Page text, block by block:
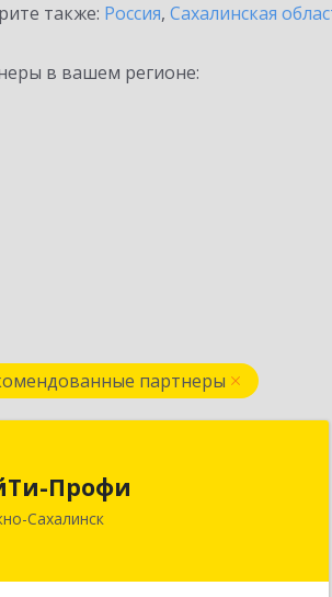
также: Россия, Сахалинская
в вашем регионе:
партнеры
Профи
Сахалинск
693023, Сахалинская обл, город
Южно-Сахалинск г.о., Южно-
№ 4